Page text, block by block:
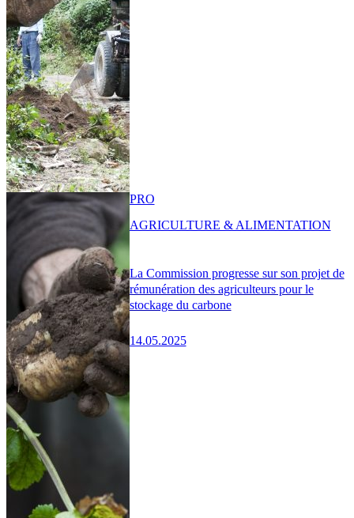
La Commission progresse sur son projet de
rémunération des agriculteurs pour le
stockage du carbone
14.05.2025
PRO
AGRICULTURE & ALIMENTATION